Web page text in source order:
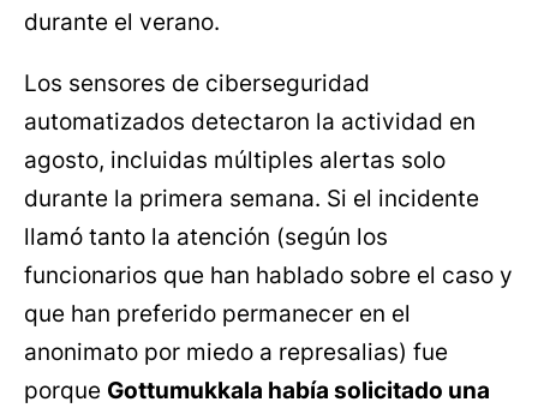
durante el verano.
Los sensores de ciberseguridad
automatizados detectaron la actividad en
agosto, incluidas múltiples alertas solo
durante la primera semana. Si el incidente
llamó tanto la atención (según los
funcionarios que han hablado sobre el caso y
que han preferido permanecer en el
anonimato por miedo a represalias) fue
porque Gottumukkala había solicitado una